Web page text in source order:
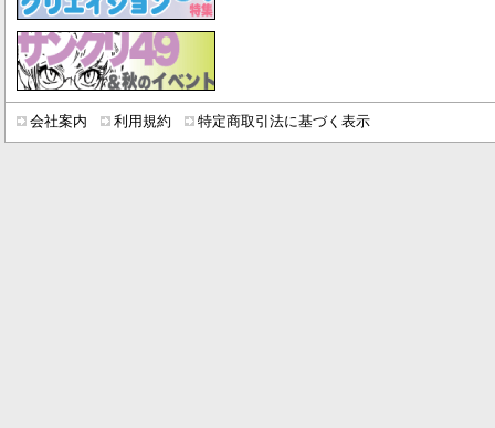
会社案内 利用規約 特定商取引法に基づく表示